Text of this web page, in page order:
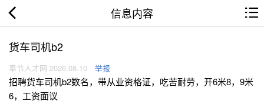
信息内容
货车司机b2
奉节人才网 2026.08.10 举报
招聘货车司机b2数名，带从业资格证，吃苦耐劳，开6米8，9米
6，工资面议